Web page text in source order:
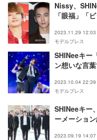
Nissy、
「眼福」「
2023.11.29 12:03
モデルプレス
SHINeeキー
ン想いな言
2023.10.04 22:39
モデルプレス
SHINeeキー
ーメーショ
2023.09.19 14:07